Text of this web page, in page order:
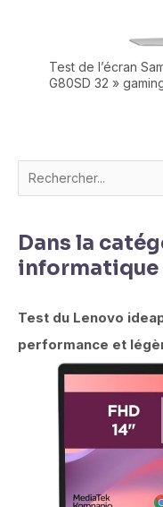
Test de l’écran
G80SD 32 »
Dans la
informatique
Test du Lenovo
performance et